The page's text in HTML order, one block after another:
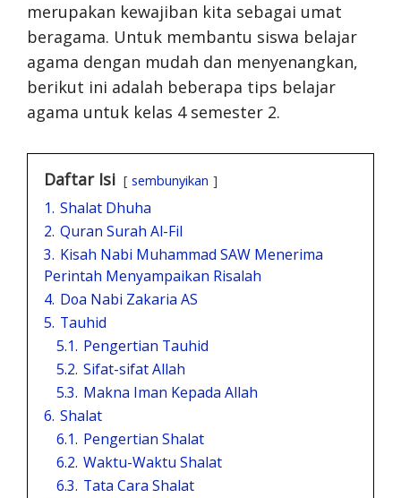
merupakan kewajiban kita sebagai umat
beragama. Untuk membantu siswa belajar
agama dengan mudah dan menyenangkan,
berikut ini adalah beberapa tips belajar
agama untuk kelas 4 semester 2.
Daftar Isi sembunyikan
1. Shalat Dhuha
2. Quran Surah Al-Fil
3. Kisah Nabi Muhammad SAW Menerima
Perintah Menyampaikan Risalah
4. Doa Nabi Zakaria AS
5. Tauhid
5.1. Pengertian Tauhid
5.2. Sifat-sifat Allah
5.3. Makna Iman Kepada Allah
6. Shalat
6.1. Pengertian Shalat
6.2. Waktu-Waktu Shalat
6.3. Tata Cara Shalat